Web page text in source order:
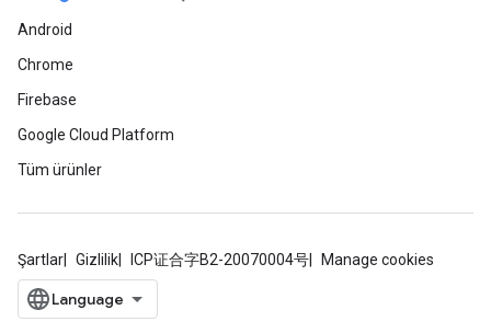
Android
Chrome
Firebase
Google Cloud Platform
Tüm ürünler
Şartlar Gizlilik ICP证合字B2-20070004号 Manage cookies